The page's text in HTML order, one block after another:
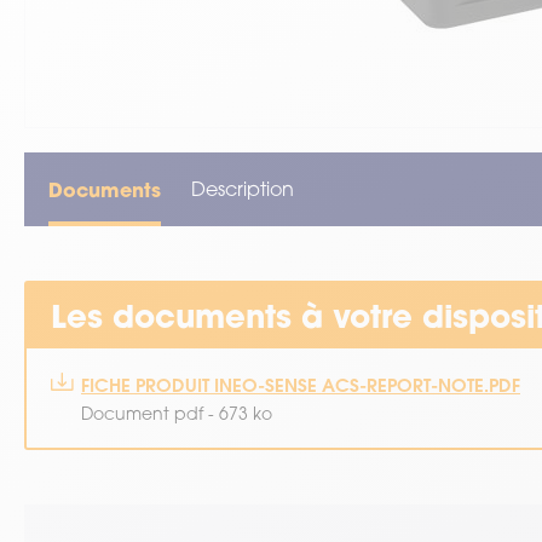
Documents Description
Les documents à votre
FICHE PRODUIT INEO-SENSE ACS-REPORT-NOTE.PDF
Document pdf - 673 ko